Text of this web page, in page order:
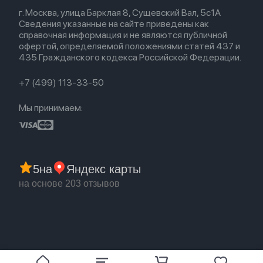
Airpods 2
Airpods (1-е)
Для Apple Watch
Политика конфиденциальности
Оплата и доставка
Партнерская программа
Гарантия
Обмен и возврат
Trade-in
Новые поступления
Популярное
Акции
г. Москва, улица Барклая 8, Сущевский Вал, 5с1А
Сведения указанные на сайте приведены как
справочная информация и не являются публичной
офертой, определяемой положениями статей 437 и
435 Гражданского кодекса Российской Федерации.
+7 (499) 113-33-50
Мы принимаем:
5на Яндекс карты
на основе 203 отзывов